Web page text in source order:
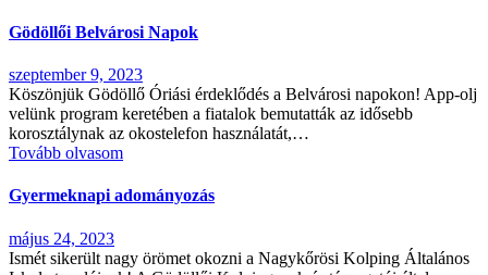
Gödöllői Belvárosi Napok
szeptember 9, 2023
Köszönjük Gödöllő Óriási érdeklődés a Belvárosi napokon! App-olj
velünk program keretében a fiatalok bemutatták az idősebb
korosztálynak az okostelefon használatát,…
Tovább olvasom
Gyermeknapi adományozás
május 24, 2023
Ismét sikerült nagy örömet okozni a Nagykőrösi Kolping Általános